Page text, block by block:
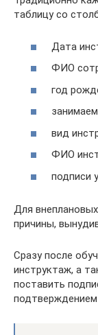
таблицу со
Дата
ФИО
год
вид
ФИО
подписи
Для
причины,
Сразу после
инструктаж, а
поставить
подтверждением